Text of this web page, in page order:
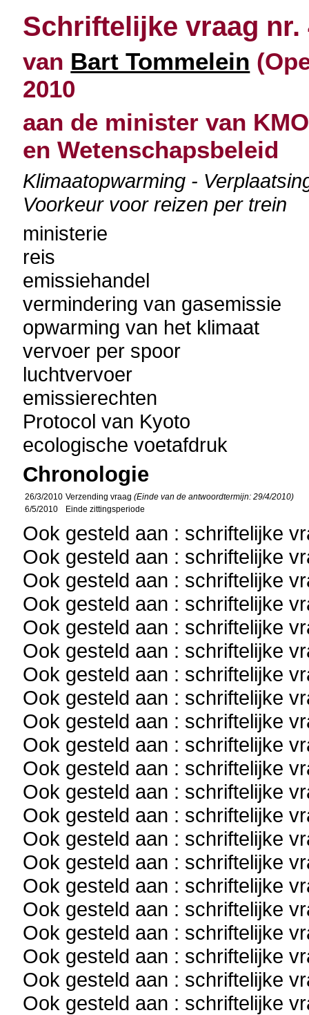
Schriftelijke vraag nr.
van Bart Tommelein
2010
aan de minister van
en Wetenschapsbeleid
Klimaatopwarming -
Voorkeur voor reizen per trein
ministerie
reis
emissiehandel
vermindering van gasemissie
opwarming van het klimaat
vervoer per spoor
luchtvervoer
emissierechten
Protocol van Kyoto
ecologische voetafdruk
Chronologie
26/3/2010 Verzending vraag(Einde van de antwoordtermijn: 29/4/2010)
6/5/2010
Einde zittingsperiode
Ook gesteld aan : schriftelijke
Ook gesteld aan : schriftelijke
Ook gesteld aan : schriftelijke
Ook gesteld aan : schriftelijke
Ook gesteld aan : schriftelijke
Ook gesteld aan : schriftelijke
Ook gesteld aan : schriftelijke
Ook gesteld aan : schriftelijke
Ook gesteld aan : schriftelijke
Ook gesteld aan : schriftelijke
Ook gesteld aan : schriftelijke
Ook gesteld aan : schriftelijke
Ook gesteld aan : schriftelijke
Ook gesteld aan : schriftelijke
Ook gesteld aan : schriftelijke
Ook gesteld aan : schriftelijke
Ook gesteld aan : schriftelijke
Ook gesteld aan : schriftelijke
Ook gesteld aan : schriftelijke
Ook gesteld aan : schriftelijke
Ook gesteld aan : schriftelijke